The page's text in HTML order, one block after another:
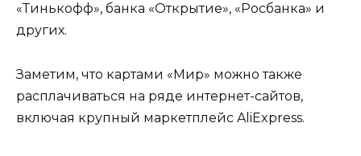
«Тинькофф», банка «Открытие», «Росбанка» и
других.
Заметим, что картами «Мир» можно также
расплачиваться на ряде интернет-сайтов,
включая крупный маркетплейс AliExpress.